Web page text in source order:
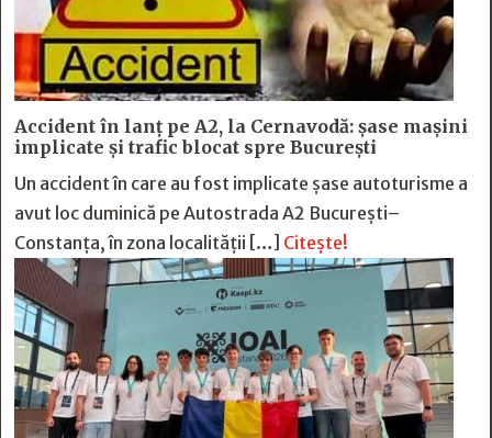
Accident în lanț pe A2, la Cernavodă: șase mașini
implicate și trafic blocat spre București
Un accident în care au fost implicate șase autoturisme a
avut loc duminică pe Autostrada A2 București–
Constanța, în zona localității […] Citește!